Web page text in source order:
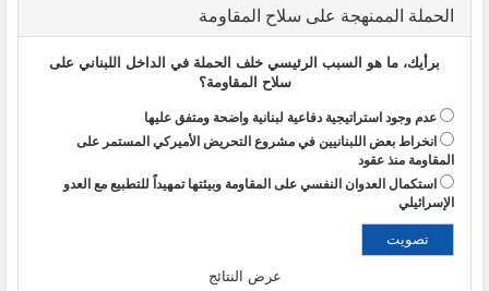
الحملة الممنهجة على سلاح المقاومة
برأيك، ما هو السبب الرئيسي خلف الحملة في الداخل اللبناني على
سلاح المقاومة؟
عدم وجود استراتيجية دفاعية لبنانية واضحة ومتفق عليها
انخراط بعض اللبنانيين في مشروع التحريض الأميركي المستمر على
المقاومة منذ عقود
استكمال العدوان النفسي على المقاومة وبيئتها تمهيداً للتطبيع مع العدو
الإسرائيلي
عرض النتائج